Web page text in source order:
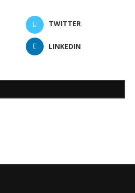
TWITTER
LINKEDIN